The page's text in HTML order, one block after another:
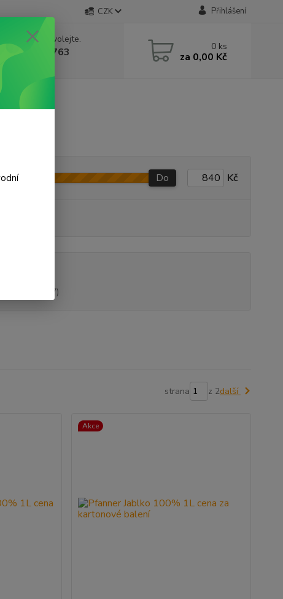
CZK Přihlášení
si rady? Zavolejte.
602 388 763
Pá 8 - 14h
0 ks
za 0,00 Kč
Do Kč
(7)
strana z 2další
Akce